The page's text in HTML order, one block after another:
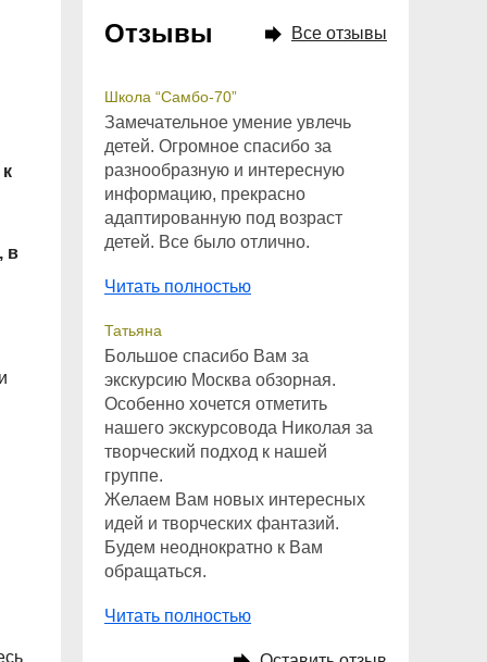
в
Отзывы Все отзывы
Школа “Самбо-70”
Замечательное умение увлечь
детей. Огромное спасибо за
разнообразную и интересную
информацию, прекрасно
адаптированную под возраст
детей. Все было отлично.
Читать полностью
Татьяна
Большое спасибо Вам за
экскурсию Москва обзорная.
Особенно хочется отметить
нашего экскурсовода Николая за
творческий подход к нашей
группе.
Желаем Вам новых интересных
идей и творческих фантазий.
Будем неоднократно к Вам
обращаться.
Читать полностью